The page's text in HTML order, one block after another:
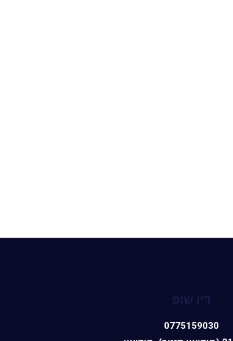
דיו שופ
0775159030